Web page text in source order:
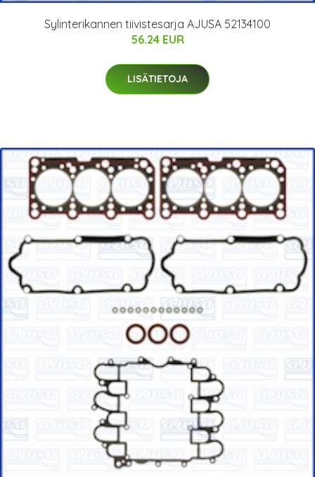
Sylinterikannen tiivistesarja AJUSA 52134100
56.24 EUR
LISÄTIETOJA